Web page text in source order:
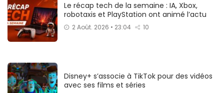
Le récap tech de la semaine : IA, Xbox,
robotaxis et PlayStation ont animé l’actu
2 Août. 2026 • 23:04 10
Disney+ s’associe à TikTok pour des vidéos
avec ses films et séries